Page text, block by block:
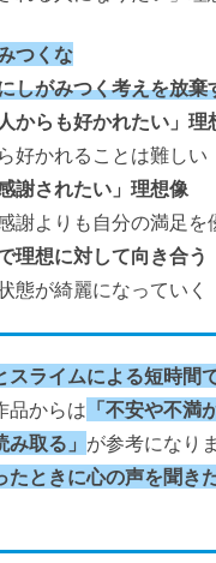
つくな
しがみつく考えを放棄
らも好かれたい」理
れることは難しい
謝されたい」理想像
りも自分の満足を
理想に対して向き合う
が綺麗になっていく
スライムによる短時間
品からは 「不安や不満
取る」 が参考になり
たときに心の声を聞き